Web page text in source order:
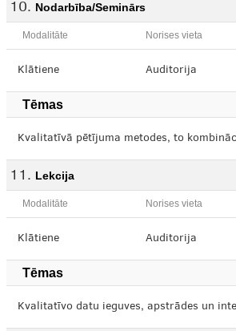
Nodarbība/Seminārs
Modalitāte Norises vieta
Klātiene Auditorija
Tēmas
Kvalitatīvā pētījuma metodes, to
Lekcija
Modalitāte Norises vieta
Klātiene Auditorija
Tēmas
Kvalitatīvo datu ieguves, apstrādes un